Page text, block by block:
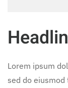
Lorem ipsum
sed do